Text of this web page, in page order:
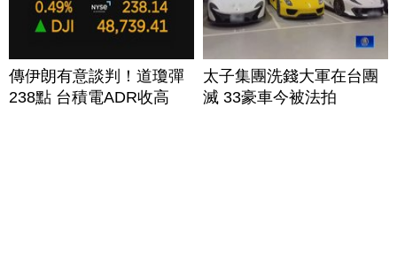
傳伊朗有意談判！道瓊彈
238點 台積電ADR收高
太子集團洗錢大軍在台團
滅 33豪車今被法拍